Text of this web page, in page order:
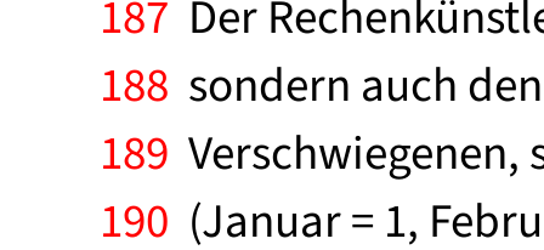
187 Der
188 sondern auch
189 Verschwiegenen,
190 (Januar = 1,